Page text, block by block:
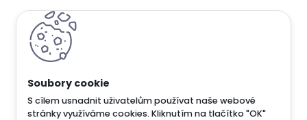
S cílem usnadnit uživatelům používat naše webové
stránky využíváme cookies. Kliknutím na tlačítko "OK"